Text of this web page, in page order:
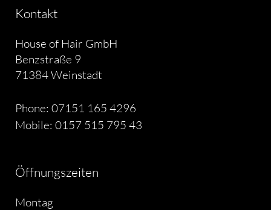
Kontakt
House of Hair GmbH
Benzstraße 9
71384 Weinstadt
Phone: 07151 165 4296
Mobile: 0157 515 795 43
Öffnungszeiten
Montag